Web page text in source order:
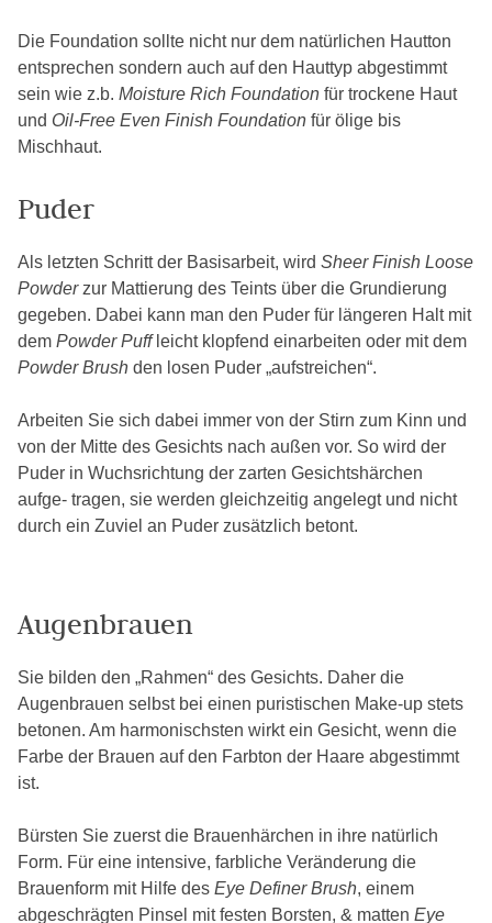
Die Foundation sollte nicht nur dem natürlichen Hautton
entsprechen sondern auch auf den Hauttyp abgestimmt
sein wie z.b. Moisture Rich Foundation für trockene Haut
und Oil-Free Even Finish Foundation für ölige bis
Mischhaut.
Puder
Als letzten Schritt der Basisarbeit, wird Sheer Finish Loose
Powderzur Mattierung des Teints über die Grundierung
gegeben. Dabei kann man den Puder für längeren Halt mit
dem Powder Puffleicht klopfend einarbeiten oder mit dem
Powder Brush den losen Puder „aufstreichen“.
Arbeiten Sie sich dabei immer von der Stirn zum Kinn und
von der Mitte des Gesichts nach außen vor. So wird der
Puder in Wuchsrichtung der zarten Gesichtshärchen
aufge- tragen, sie werden gleichzeitig angelegt und nicht
durch ein Zuviel an Puder zusätzlich betont.
Augenbrauen
Sie bilden den „Rahmen“ des Gesichts. Daher die
Augenbrauen selbst bei einen puristischen Make-up stets
betonen. Am harmonischsten wirkt ein Gesicht, wenn die
Farbe der Brauen auf den Farbton der Haare abgestimmt
ist.
Bürsten Sie zuerst die Brauenhärchen in ihre natürlich
Form. Für eine intensive, farbliche Veränderung die
Brauenform mit Hilfe des Eye Definer Brush, einem
abgeschrägten Pinsel mit festen Borsten, & matten Eye